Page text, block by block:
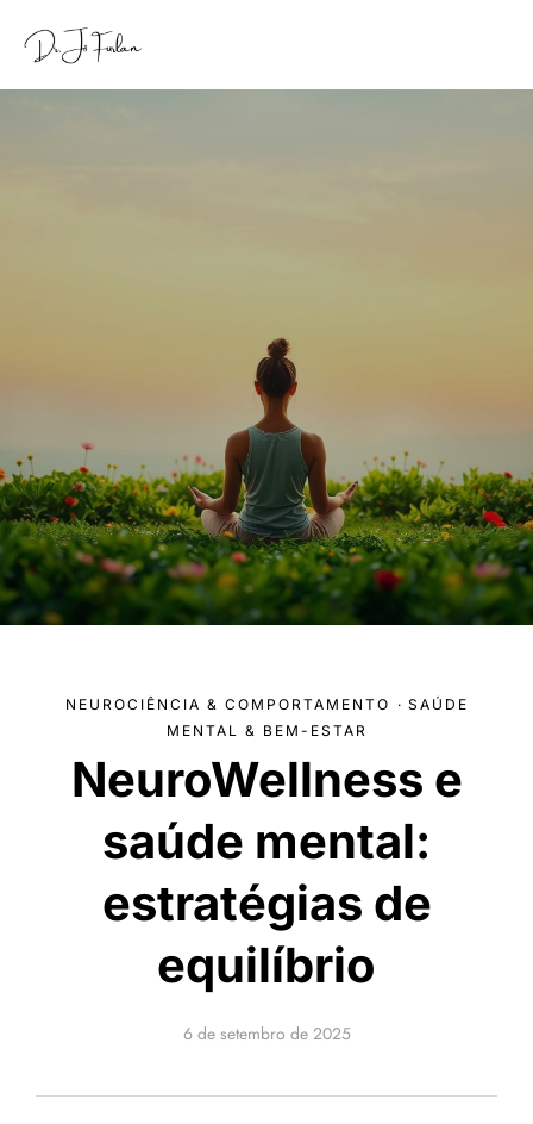
NEUROCIÊNCIA & COMPORTAMENTO · SAÚDE
MENTAL & BEM-ESTAR
NeuroWellness e
saúde mental:
estratégias de
equilíbrio
6 de setembro de 2025